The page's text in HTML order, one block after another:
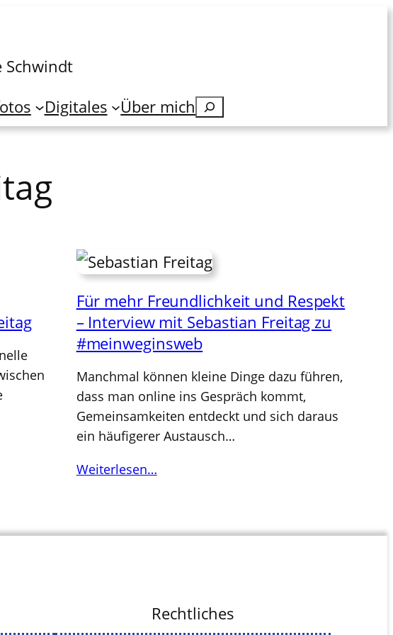
Schwindt
Digitales Über mich Suchen
Für mehr Freundlichkeit und Respekt
– Interview mit Sebastian Freitag zu
#meinweginsweb
Manchmal können kleine Dinge dazu führen,
dass man online ins Gespräch kommt,
Gemeinsamkeiten entdeckt und sich daraus
ein häufigerer Austausch…
Weiterlesen…
Rechtliches